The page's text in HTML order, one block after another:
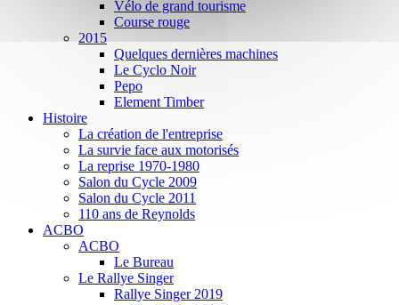
Vélo de grand tourisme
Course rouge
2015
Quelques dernières machines
Le Cyclo Noir
Pepo
Element Timber
Histoire
La création de l'entreprise
La survie face aux motorisés
La reprise 1970-1980
Salon du Cycle 2009
Salon du Cycle 2011
110 ans de Reynolds
ACBO
ACBO
Le Bureau
Le Rallye Singer
Rallye Singer 2019